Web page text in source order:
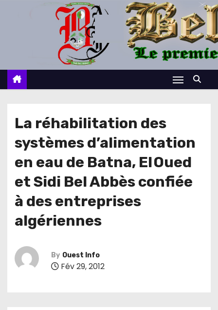
c
La réhabilitation des
systèmes d’alimentation
en eau de Batna, El Oued
et Sidi Bel Abbès confiée
à des entreprises
algériennes
By Ouest Info
Fév 29, 2012